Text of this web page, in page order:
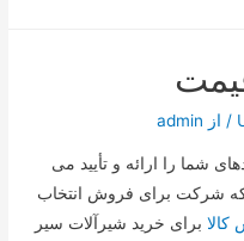
/ از admin
شما را ارائه و تأیید می
شرکت برای فروش انتخاب
کالا برای خرید شیرآلات سیر